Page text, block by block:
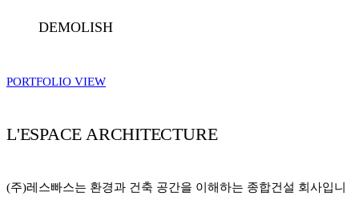
DEMOLISH
PORTFOLIO VIEW
L'ESPACE ARCHITECTURE
(주)레스빠스는 환경과 건축 공간을 이해하는 종합건설 회사입니